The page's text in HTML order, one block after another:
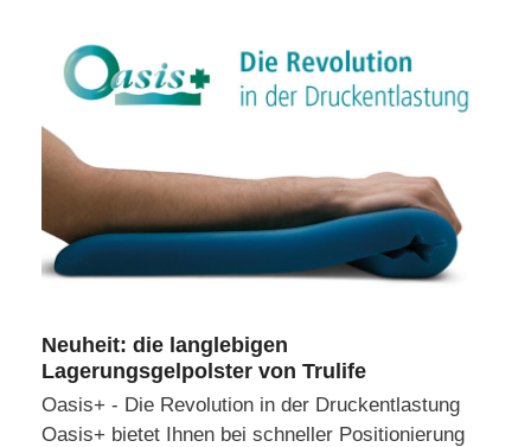
Neuheit: die langlebigen
Lagerungsgelpolster von Trulife
Oasis+ - Die Revolution in der Druckentlastung
Oasis+ bietet Ihnen bei schneller Positionierung